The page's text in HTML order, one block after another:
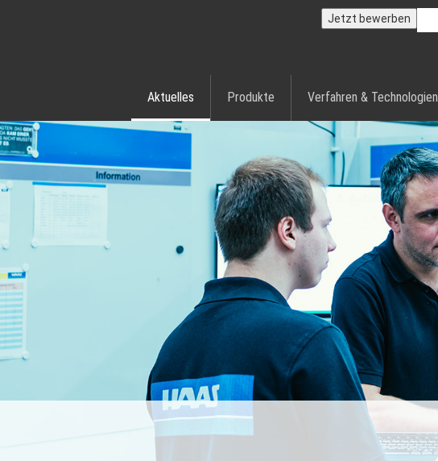
Jetzt bewerben
Aktuelles Produkte Verfahren & Technologien